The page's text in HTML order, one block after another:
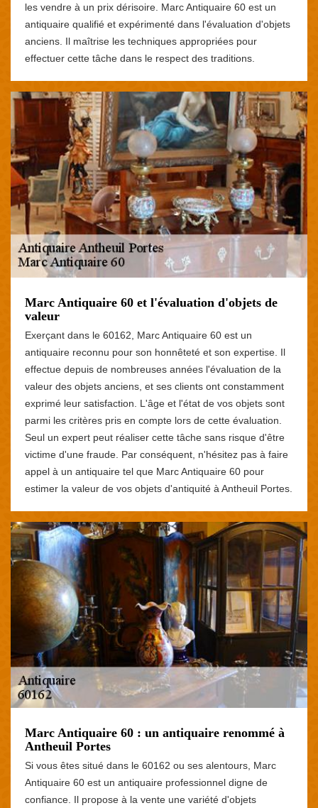
les vendre à un prix dérisoire. Marc Antiquaire 60 est un
antiquaire qualifié et expérimenté dans l'évaluation d'objets
anciens. Il maîtrise les techniques appropriées pour
effectuer cette tâche dans le respect des traditions.
Marc Antiquaire 60 et l'évaluation d'objets de
valeur
Exerçant dans le 60162, Marc Antiquaire 60 est un
antiquaire reconnu pour son honnêteté et son expertise. Il
effectue depuis de nombreuses années l'évaluation de la
valeur des objets anciens, et ses clients ont constamment
exprimé leur satisfaction. L'âge et l'état de vos objets sont
parmi les critères pris en compte lors de cette évaluation.
Seul un expert peut réaliser cette tâche sans risque d'être
victime d'une fraude. Par conséquent, n'hésitez pas à faire
appel à un antiquaire tel que Marc Antiquaire 60 pour
estimer la valeur de vos objets d'antiquité à Antheuil Portes.
Marc Antiquaire 60 : un antiquaire renommé à
Antheuil Portes
Si vous êtes situé dans le 60162 ou ses alentours, Marc
Antiquaire 60 est un antiquaire professionnel digne de
confiance. Il propose à la vente une variété d'objets